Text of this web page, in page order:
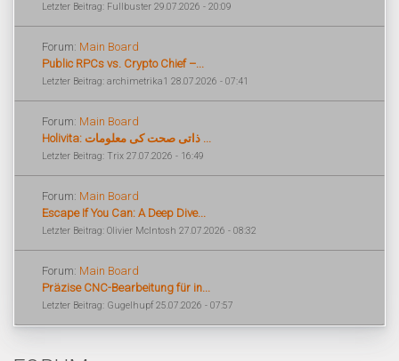
Letzter Beitrag: Fullbuster 29.07.2026 - 20:09
Forum: Main Board
Public RPCs vs. Crypto Chief –...
Letzter Beitrag: archimetrika1 28.07.2026 - 07:41
Forum: Main Board
Holivita: ذاتی صحت کی معلومات ...
Letzter Beitrag: Trix 27.07.2026 - 16:49
Forum: Main Board
Escape If You Can: A Deep Dive...
Letzter Beitrag: Olivier McIntosh 27.07.2026 - 08:32
Forum: Main Board
Präzise CNC-Bearbeitung für in...
Letzter Beitrag: Gugelhupf 25.07.2026 - 07:57